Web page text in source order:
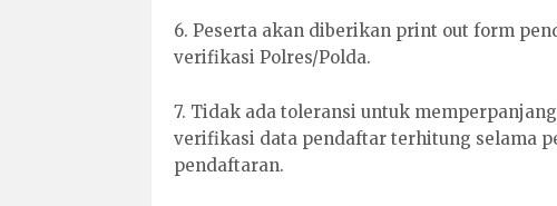
6. Peserta akan diberikan print out form
verifikasi Polres/Polda.
7. Tidak ada toleransi untuk
verifikasi data pendaftar terhitung selama
pendaftaran.